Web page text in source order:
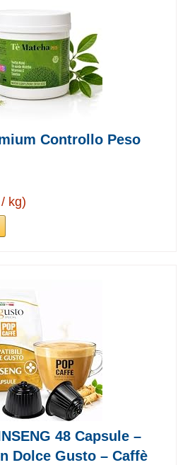
Controllo Peso
kg)
48 Capsule –
Dolce Gusto – Caffè